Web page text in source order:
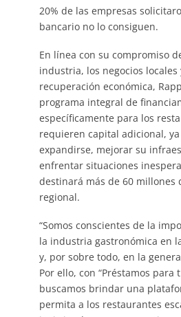
20% de las empresas
bancario no lo consiguen.
En línea con su compromiso
industria, los negocios
recuperación económica,
programa integral de
específicamente para los
requieren capital adicional,
expandirse, mejorar su
enfrentar situaciones
destinará más de 60 millones
regional.
“Somos conscientes de la
la industria gastronómica en
y, por sobre todo, en la
Por ello, con “Préstamos para
buscamos brindar una
permita a los restaurantes